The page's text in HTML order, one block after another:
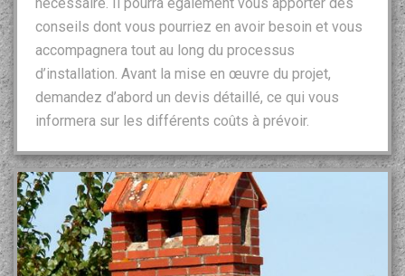
conseils dont vous pourriez en avoir besoin et vous
accompagnera tout au long du processus
d’installation. Avant la mise en œuvre du projet,
demandez d’abord un devis détaillé, ce qui vous
informera sur les différents coûts à prévoir.